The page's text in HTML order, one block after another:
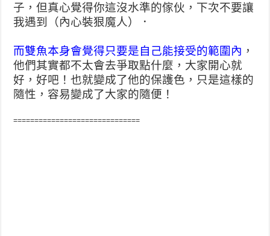
子，但真心覺得你這沒水準的傢伙，下次不要讓
我遇到（內心裝狠魔人）．
而雙魚本身會覺得只要是自己能接受的範圍內 ，
他們其實都不太會去爭取點什麼，大家開心就
好，好吧！也就變成了他的保護色，只是這樣的
隨性，容易變成了大家的隨便！
==============================